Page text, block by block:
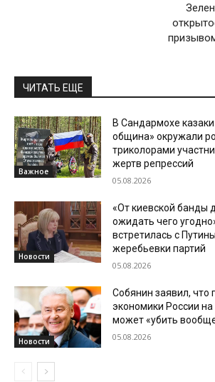
ЧИТАТЬ ЕЩЕ
Важное
В Сандармохе казаки
община» окружали
триколорами
жертв репрессий
05.08.2026
Новости
«От киевской банды
ожидать чего
встретилась с
жеребьевки партий
05.08.2026
Новости
Собянин заявил, что
экономики России
может «убить
05.08.2026